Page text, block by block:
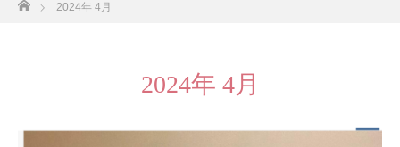
2024年 4月
2024年 4月